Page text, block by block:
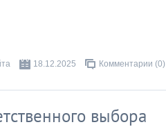
18.12.2025 Комментарии (0)
выбора